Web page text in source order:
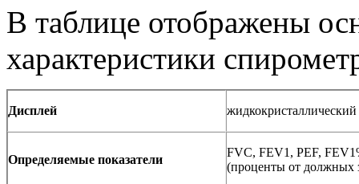
В таблице отображены
характеристики
Дисплей жидкокристаллический
Определяемые показатели
FVC, FEV1, PEF,
(проценты от должных